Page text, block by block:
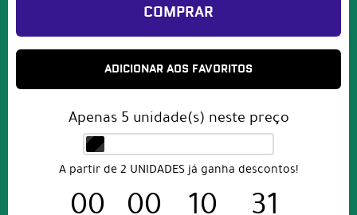
COMPRAR
ADICIONAR AOS FAVORITOS
Apenas 5 unidade(s) neste preço
A partir de 2 UNIDADES já ganha descontos!
00 00 10 31